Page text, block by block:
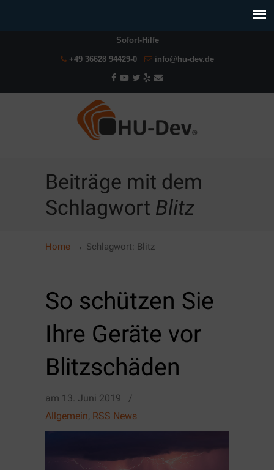
Sofort-Hilfe
+49 36628 94429-0 info@hu-dev.de
Beiträge mit dem
Schlagwort Blitz
Home → Schlagwort: Blitz
So schützen Sie
Ihre Geräte vor
Blitzschäden
am 13. Juni 2019
/
Allgemein, RSS News